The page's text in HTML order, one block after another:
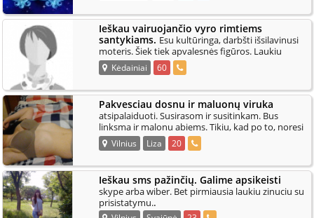
Ieškau vairuojančio vyro rimtiems
santykiams. Esu kultūringa, darbšti išsilavinusi
moteris. Šiek tiek apvalesnės figūros. Laukiu
žinučių su prisistatymais. Į ne
Kėdainiai 60
Pakvesciau dosnu ir maluonų viruka
atsipalaiduoti. Susirasom ir susitinkam. Bus
linksma ir malonu abiems. Tikiu, kad po to, noresi
pas mane uzsukti dazniau.
Vilnius Liza 20
Ieškau sms pažinčių. Galime apsikeisti
skype arba wiber. Bet pirmiausia laukiu zinuciu su
prisistatymu..